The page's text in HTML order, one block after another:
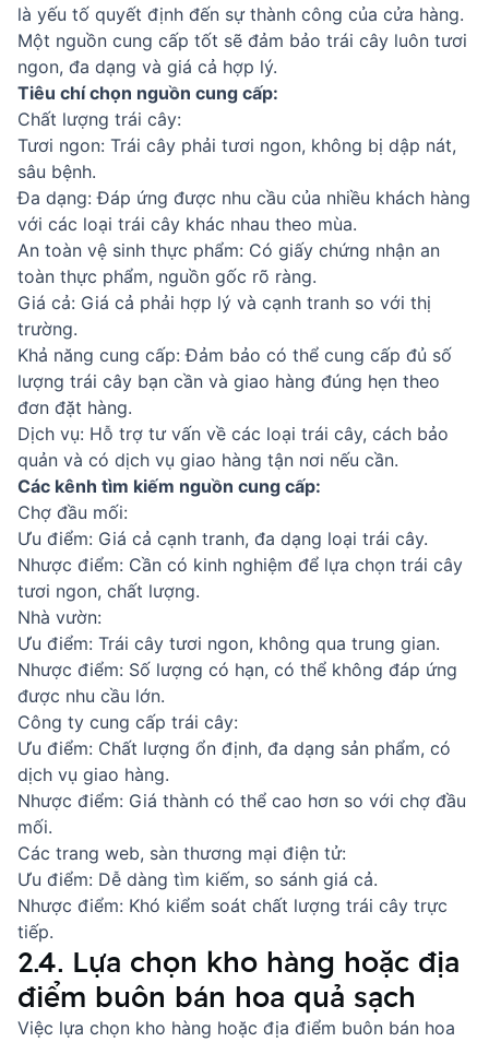
là yếu tố quyết định đến sự thành công của cửa hàng.
Một nguồn cung cấp tốt sẽ đảm bảo trái cây luôn tươi
ngon, đa dạng và giá cả hợp lý.
Tiêu chí chọn nguồn cung cấp:
Chất lượng trái cây:
Tươi ngon: Trái cây phải tươi ngon, không bị dập nát,
sâu bệnh.
Đa dạng: Đáp ứng được nhu cầu của nhiều khách hàng
với các loại trái cây khác nhau theo mùa.
An toàn vệ sinh thực phẩm: Có giấy chứng nhận an
toàn thực phẩm, nguồn gốc rõ ràng.
Giá cả: Giá cả phải hợp lý và cạnh tranh so với thị
trường.
Khả năng cung cấp: Đảm bảo có thể cung cấp đủ số
lượng trái cây bạn cần và giao hàng đúng hẹn theo
đơn đặt hàng.
Dịch vụ: Hỗ trợ tư vấn về các loại trái cây, cách bảo
quản và có dịch vụ giao hàng tận nơi nếu cần.
Các kênh tìm kiếm nguồn cung cấp:
Chợ đầu mối:
Ưu điểm: Giá cả cạnh tranh, đa dạng loại trái cây.
Nhược điểm: Cần có kinh nghiệm để lựa chọn trái cây
tươi ngon, chất lượng.
Nhà vườn:
Ưu điểm: Trái cây tươi ngon, không qua trung gian.
Nhược điểm: Số lượng có hạn, có thể không đáp ứng
được nhu cầu lớn.
Công ty cung cấp trái cây:
Ưu điểm: Chất lượng ổn định, đa dạng sản phẩm, có
dịch vụ giao hàng.
Nhược điểm: Giá thành có thể cao hơn so với chợ đầu
mối.
Các trang web, sàn thương mại điện tử:
Ưu điểm: Dễ dàng tìm kiếm, so sánh giá cả.
Nhược điểm: Khó kiểm soát chất lượng trái cây trực
tiếp.
2.4. Lựa chọn kho hàng hoặc địa
điểm buôn bán hoa quả sạch
Việc lựa chọn kho hàng hoặc địa điểm buôn bán hoa